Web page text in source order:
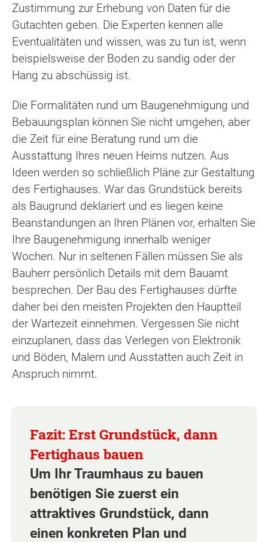
Zustimmung zur Erhebung von Daten für die
Gutachten geben. Die Experten kennen alle
Eventualitäten und wissen, was zu tun ist, wenn
beispielsweise der Boden zu sandig oder der
Hang zu abschüssig ist.
Die Formalitäten rund um Baugenehmigung und
Bebauungsplan können Sie nicht umgehen, aber
die Zeit für eine Beratung rund um die
Ausstattung Ihres neuen Heims nutzen. Aus
Ideen werden so schließlich Pläne zur Gestaltung
des Fertighauses. War das Grundstück bereits
als Baugrund deklariert und es liegen keine
Beanstandungen an Ihren Plänen vor, erhalten Sie
Ihre Baugenehmigung innerhalb weniger
Wochen. Nur in seltenen Fällen müssen Sie als
Bauherr persönlich Details mit dem Bauamt
besprechen. Der Bau des Fertighauses dürfte
daher bei den meisten Projekten den Hauptteil
der Wartezeit einnehmen. Vergessen Sie nicht
einzuplanen, dass das Verlegen von Elektronik
und Böden, Malern und Ausstatten auch Zeit in
Anspruch nimmt.
Um Ihr Traumhaus zu bauen
benötigen Sie zuerst ein
attraktives Grundstück, dann
einen konkreten Plan und